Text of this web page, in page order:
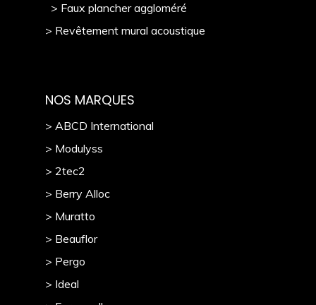
> Faux plancher aggloméré
> Revêtement mural acoustique
NOS MARQUES
> ABCD International
> Modulyss
> 2tec2
> Berry Alloc
> Muratto
> Beauflor
> Pergo
> Ideal